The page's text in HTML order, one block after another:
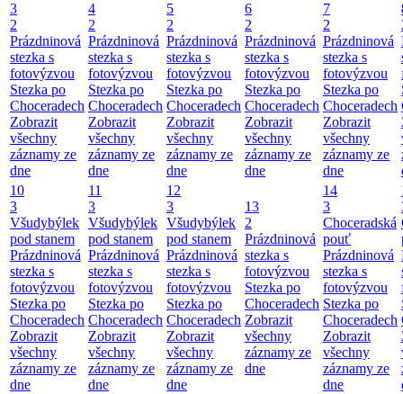
3
2
Prázdninová
stezka s
fotovýzvou
Stezka po
Choceradech
Zobrazit
všechny
záznamy ze
dne
4
2
Prázdninová
stezka s
fotovýzvou
Stezka po
Choceradech
Zobrazit
všechny
záznamy ze
dne
5
2
Prázdninová
stezka s
fotovýzvou
Stezka po
Choceradech
Zobrazit
všechny
záznamy ze
dne
6
2
Prázdninová
stezka s
fotovýzvou
Stezka po
Choceradech
Zobrazit
všechny
záznamy ze
dne
7
2
Prázdninová
stezka s
fotovýzvou
Stezka po
Choceradech
Zobrazit
všechny
záznamy ze
dne
10
3
Všudybýlek
pod stanem
Prázdninová
stezka s
fotovýzvou
Stezka po
Choceradech
Zobrazit
všechny
záznamy ze
dne
11
3
Všudybýlek
pod stanem
Prázdninová
stezka s
fotovýzvou
Stezka po
Choceradech
Zobrazit
všechny
záznamy ze
dne
12
3
Všudybýlek
pod stanem
Prázdninová
stezka s
fotovýzvou
Stezka po
Choceradech
Zobrazit
všechny
záznamy ze
dne
13
2
Prázdninová
stezka s
fotovýzvou
Stezka po
Choceradech
Zobrazit
všechny
záznamy ze
dne
14
3
Choceradská
pouť
Prázdninová
stezka s
fotovýzvou
Stezka po
Choceradech
Zobrazit
všechny
záznamy ze
dne